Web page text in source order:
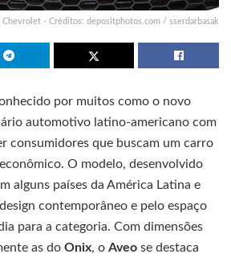
Chevrolet - Créditos: depositphotos.com / sserdarbasak
por muitos como o novo
automotivo latino-americano com
consumidores que buscam um carro
O modelo, desenvolvido
alguns países da América Latina e
contemporâneo e pelo espaço
para a categoria. Com dimensões
as do Onix, o Aveo se destaca